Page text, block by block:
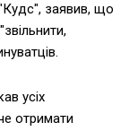
заявив, що
усіх
отримати